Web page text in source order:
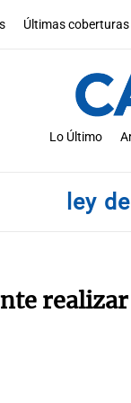
Últimas coberturas
Lo Último
ley